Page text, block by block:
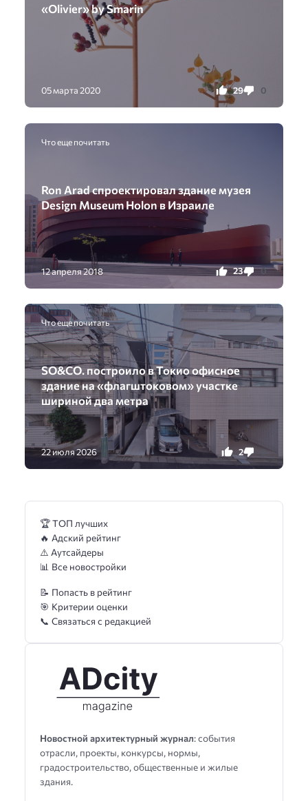
«Olivier» by Smarin
05 марта 2020 29 0
Что еще почитать
Ron Arad спроектировал здание музея
Design Museum Holon в Израиле
12 апреля 2018 23 0
Что еще почитать
SO&CO. построило в Токио офисное
здание на «флагштоковом» участке
шириной два метра
22 июля 2026 2 0
Новостной архитектурный журнал: события
отрасли, проекты, конкурсы, нормы,
градостроительство, общественные и жилые
здания.
🏆 ТОП лучших
🔥 Адский рейтинг
⚠️ Аутсайдеры
📊 Все новостройки
📝 Попасть в рейтинг
🎯 Критерии оценки
📞 Связаться с редакцией